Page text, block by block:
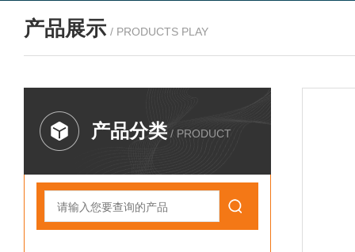
产品展示 / PRODUCTS PLAY
产品分类 / PRODUCT